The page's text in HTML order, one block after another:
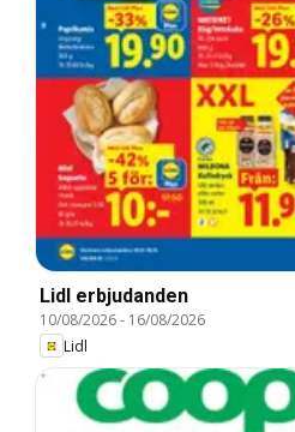
Lidl erbjudanden
10/08/2026- 16/08/2026
Lidl